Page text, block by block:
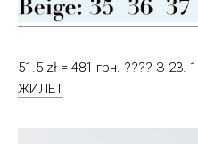
51.5 zł = 481 грн. ???? З
ЖИЛЕТ